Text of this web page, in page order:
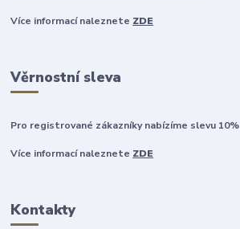
Více informací naleznete ZDE
Věrnostní sleva
Pro registrované zákazníky nabízíme slevu 10%
Více informací naleznete ZDE
Kontakty